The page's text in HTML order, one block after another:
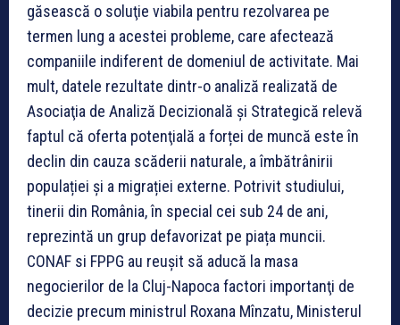
găsească o soluţie viabila pentru rezolvarea pe
termen lung a acestei probleme, care afectează
companiile indiferent de domeniul de activitate. Mai
mult, datele rezultate dintr-o analiză realizată de
Asociaţia de Analiză Decizională şi Strategică relevă
faptul că oferta potenţială a forței de muncă este în
declin din cauza scăderii naturale, a îmbătrânirii
populației și a migrației externe. Potrivit studiului,
tinerii din România, în special cei sub 24 de ani,
reprezintă un grup defavorizat pe piața muncii.
CONAF si FPPG au reuşit să aducă la masa
negocierilor de la Cluj-Napoca factori importanţi de
decizie precum ministrul Roxana Mînzatu, Ministerul